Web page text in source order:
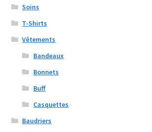
Soins
T-Shirts
Vêtements
Bandeaux
Bonnets
Buff
Casquettes
Baudriers